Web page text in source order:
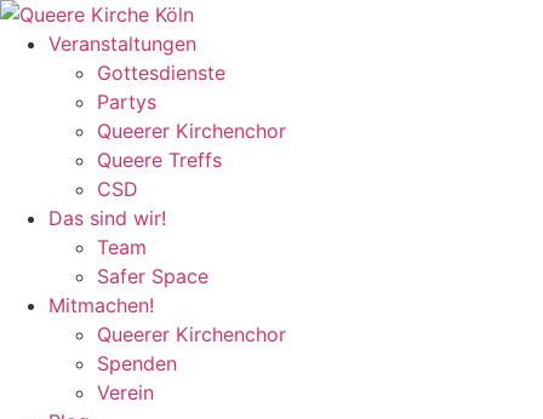
Zum
Inhalt
wechseln
Veranstaltungen
Gottesdienste
Partys
Queerer Kirchenchor
Queere Treffs
CSD
Das sind wir!
Team
Safer Space
Mitmachen!
Queerer Kirchenchor
Spenden
Verein